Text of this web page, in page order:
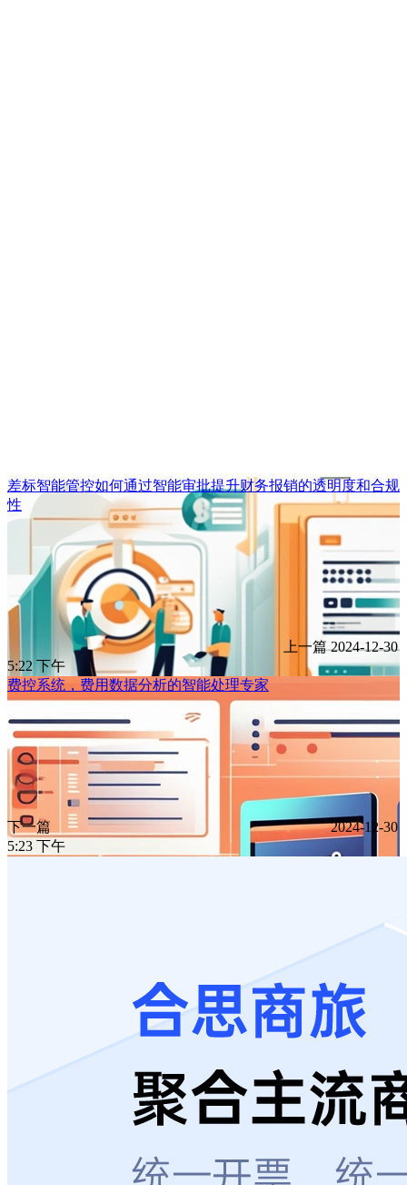
差标智能管控如何通过智能审批提升财务报销的透明度和合规
性
上一篇 2024-12-30
5:22 下午
费控系统，费用数据分析的智能处理专家
下一篇
2024-12-30
5:23 下午